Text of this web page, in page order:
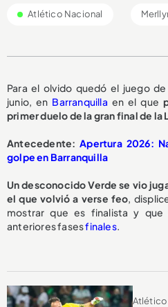
Atlético Nacional
Para el olvido quedó el juego de
junio, en Barranquilla en el que
primer duelo de la gran final de la
Antecedente:Apertura 2026:
golpe en Barranquilla
Un desconocido Verde se vio
el que volvió a verse feo,
mostrar que es finalista y que
anteriores fasesfinales.
Atlético